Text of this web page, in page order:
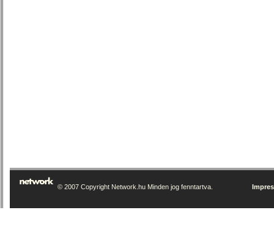
© 2007 Copyright Network.hu Minden jog fenntartva.